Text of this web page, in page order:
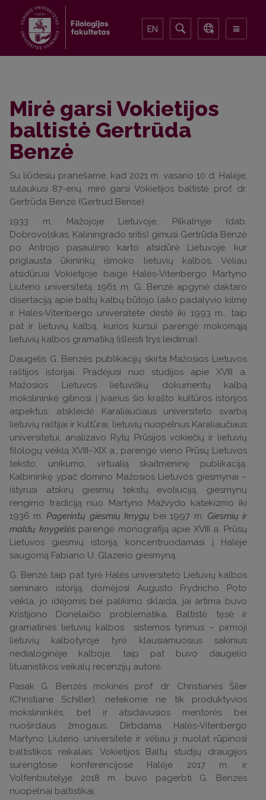
EN
Mirė garsi Vokietijos
baltistė Gertrūda
Benzė
Su liūdesiu pranešame, kad 2021 m. vasario 10 d. Halėje,
sulaukusi 87-erių, mirė garsi Vokietijos baltistė prof. dr.
Gertrūda Benzė (Gertrud Bense).
1933 m. Mažojoje Lietuvoje, Pilkalnyje (dab.
Dobrovolskas, Kaliningrado sritis) gimusi Gertrūda Benzė
po Antrojo pasaulinio karto atsidūrė Lietuvoje, kur
priglausta ūkininkų išmoko lietuvių kalbos. Vėliau
atsidūrusi Vokietijoje baigė Halės-Vitenbergo Martyno
Liuterio universitetą. 1961 m. G. Benzė apgynė daktaro
disertaciją apie baltų kalbų būtojo laiko padalyvio kilmę
ir Halės-Vitenbergo universitete dėstė iki 1993 m., taip
pat ir lietuvių kalbą, kurios kursui parengė mokomąją
lietuvių kalbos gramatiką (išleisti trys leidimai).
Daugelis G. Benzės publikacijų skirta Mažosios Lietuvos
raštijos istorijai. Pradėjusi nuo studijos apie XVIII a.
Mažosios Lietuvos lietuviškų dokumentų kalbą
mokslininkė gilinosi į įvairius šio krašto kultūros istorijos
aspektus: atskleidė Karaliaučiaus universiteto svarbą
lietuvių raštijai ir kultūrai, lietuvių nuopelnus Karaliaučiaus
universitetui, analizavo Rytų Prūsijos vokiečių ir lietuvių
filologų veiklą XVIII–XIX a., parengė vieno Prūsų Lietuvos
teksto, unikumo, virtualią skaitmeninę publikaciją.
Kalbininkę ypač domino Mažosios Lietuvos giesmynai –
ištyrusi atskirų giesmių tekstų evoliuciją, giesmynų
rengimo tradiciją nuo Martyno Mažvydo katekizmo iki
1936 m.Pagerintų giesmių knygų bei 1997 m. Giesmių ir
maldų knygelėsparengė monografiją apie XVIII a. Prūsų
Lietuvos giesmių istoriją, koncentruodamasi į Halėje
saugomą Fabiano U. Glazerio giesmyną.
G. Benzė taip pat tyrė Halės universiteto Lietuvių kalbos
seminaro istoriją, domėjosi Augusto Frydricho Poto
veikla, jo idėjomis bei palikimo sklaida, jai artima buvo
Kristijono Donelaičio problematika. Baltistė tęsė ir
gramatinės lietuvių kalbos
sistemos tyrimus – pirmoji
lietuvių kalbotyroje tyrė klausiamuosius sakinius
nedialoginėje kalboje, taip pat buvo daugelio
lituanistikos veikalų recenzijų autorė.
Pasak G. Benzės mokinės prof. dr. Christianės Šiler
(Christiane Schiller), netekome ne tik produktyvios
mokslininkės, bet ir atsidavusios mentorės bei
nuoširdaus žmogaus. Dirbdama Halės-Vitenbergo
Martyno Liuterio universitete ir vėliau ji nuolat rūpinosi
baltistikos reikalais. Vokietijos Baltų studijų draugijos
surengtose konferencijose Halėje 2017 m. ir
Volfenbiutelyje 2018 m. buvo pagerbti G. Benzės
nuopelnai baltistikai.